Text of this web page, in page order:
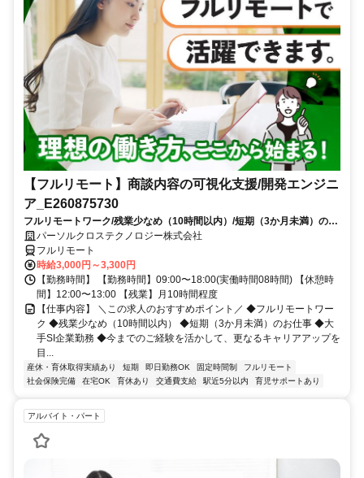
【フルリモート】商談内容の可視化支援/開発エンジニ
ア_E260875730
フルリモートワーク/残業少なめ（10時間以内）/短期（3か月未満）のお
仕事/大手SI企業勤務/今までのご経験を活かして、更なるキャリアアップ
を目指せます
パーソルクロステクノロジー株式会社
フルリモート
時給3,000円～3,300円
【勤務時間】 【勤務時間】09:00〜18:00(実働時間08時間) 【休憩時
間】12:00〜13:00 【残業】月10時間程度
【仕事内容】 ＼この求人のおすすめポイント／ ◆フルリモートワー
ク ◆残業少なめ（10時間以内） ◆短期（3か月未満）のお仕事 ◆大
手SI企業勤務 ◆今までのご経験を活かして、更なるキャリアアップを
目...
産休・育休取得実績あり 短期 即日勤務OK 固定時間制
フルリモート
社会保険完備
在宅OK 育休あり 交通費支給 駅近5分以内 育児サポートあり
アルバイト・パート